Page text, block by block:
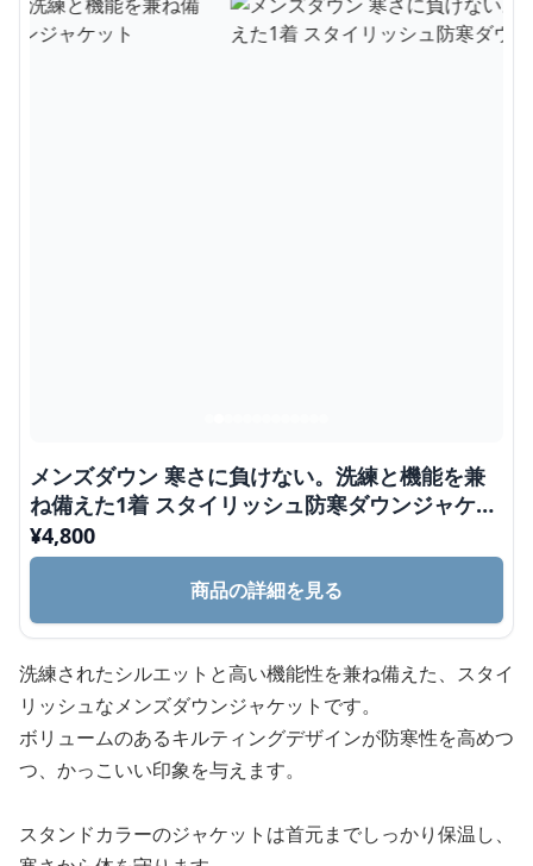
メンズダウン 寒さに負けない。洗練と機能を兼
ね備えた1着 スタイリッシュ防寒ダウンジャケッ
ト
¥4,800
商品の詳細を見る
洗練されたシルエットと高い機能性を兼ね備えた、スタイ
リッシュなメンズダウンジャケットです。
ボリュームのあるキルティングデザインが防寒性を高めつ
つ、かっこいい印象を与えます。
スタンドカラーのジャケットは首元までしっかり保温し、